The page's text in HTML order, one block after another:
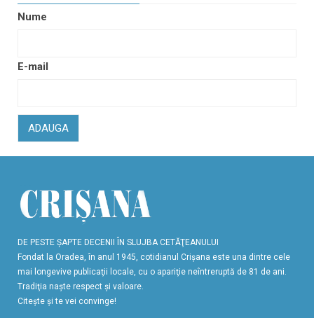
Nume
E-mail
ADAUGA
DE PESTE ŞAPTE DECENII ÎN SLUJBA CETĂŢEANULUI
Fondat la Oradea, în anul 1945, cotidianul Crişana este una dintre cele
mai longevive publicaţii locale, cu o apariţie neîntreruptă de 81 de ani.
Tradiţia naşte respect şi valoare.
Citeşte şi te vei convinge!